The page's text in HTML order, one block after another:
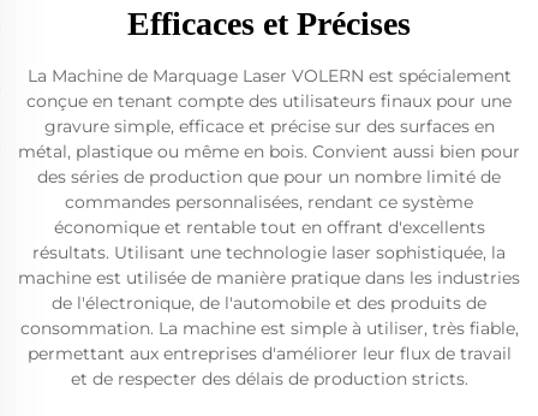
Efficaces et Précises
La Machine de Marquage Laser VOLERN est spécialement
conçue en tenant compte des utilisateurs finaux pour une
gravure simple, efficace et précise sur des surfaces en
métal, plastique ou même en bois. Convient aussi bien pour
des séries de production que pour un nombre limité de
commandes personnalisées, rendant ce système
économique et rentable tout en offrant d'excellents
résultats. Utilisant une technologie laser sophistiquée, la
machine est utilisée de manière pratique dans les industries
de l'électronique, de l'automobile et des produits de
consommation. La machine est simple à utiliser, très fiable,
permettant aux entreprises d'améliorer leur flux de travail
et de respecter des délais de production stricts.